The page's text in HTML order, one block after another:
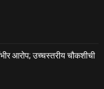
आरोप; उच्चस्तरीय चौकशीची